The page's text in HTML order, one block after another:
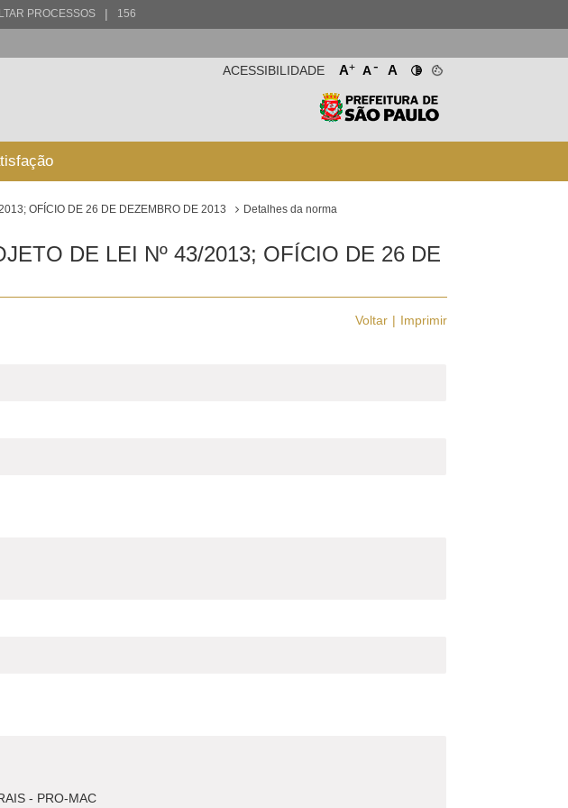
PROCESSOS | 156
A+ A- A
ACESSIBILIDADE
OFÍCIO DE 26 DE DEZEMBRO DE 2013 Detalhes da norma
DE LEI Nº 43/2013; OFÍCIO DE 26 DE
Voltar Imprimir
- PRO-MAC